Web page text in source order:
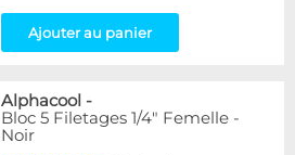
4
28
Ajouter au panier
Alphacool -
Bloc 5 Filetages 1/4" Femelle -
Noir